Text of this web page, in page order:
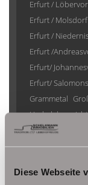
Diese Webseite
Erfurt /
Erfurt / Molsdorf
Erfurt /
Erfurt /
Erfurt/
Erfurt/
Grammetal
Herbsleben
Kutzleben /
Nesse-
Saalfeld/Saale /